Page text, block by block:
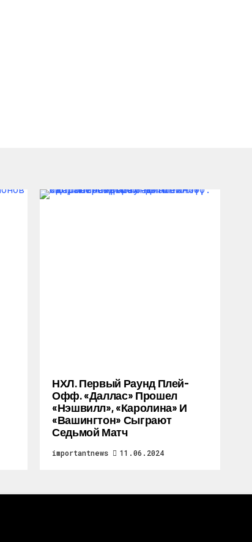
НХЛ. Первый Раунд Плей-
Офф. «Даллас» Прошел
«Нэшвилл», «Каролина» И
«Вашингтон» Сыграют
Седьмой Матч
importantnews 11.06.2024